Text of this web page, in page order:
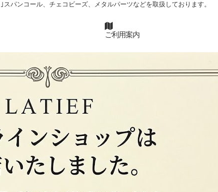
パンコール、チェコビーズ、メタルパーツなどを取扱しております。
ご利用案内